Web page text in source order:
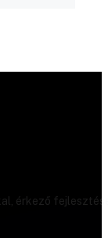
érkező